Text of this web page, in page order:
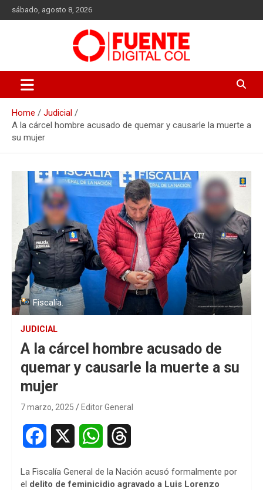
to
sábado, agosto 8, 2026
Fuente Digital Col
Home
Judicial
A la cárcel hombre acusado de quemar y causarle la muerte a
su mujer
Fiscalía.
JUDICIAL
A la cárcel hombre acusado de
quemar y causarle la muerte a su
mujer
7 marzo, 2025 Editor General
c a r
La Fiscalía General de la Nación acusó formalmente por
el delito de feminicidio agravado a Luis Lorenzo